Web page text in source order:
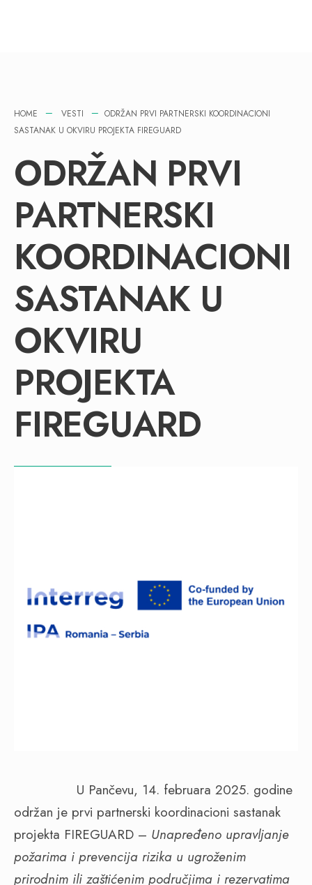
HOME VESTI
ODRŽAN PRVI PARTNERSKI KOORDINACIONI
SASTANAK U OKVIRU PROJEKTA FIREGUARD
ODRŽAN PRVI
PARTNERSKI
KOORDINACIONI
SASTANAK U
OKVIRU
PROJEKTA
FIREGUARD
U Pančevu, 14. februara 2025. godine
održan je prvi partnerski koordinacioni sastanak
projekta FIREGUARD – Unapređeno upravljanje
požarima i prevencija rizika u ugroženim
prirodnim ili zaštićenim područjima i rezervatima